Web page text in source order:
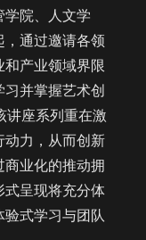
学院、人文学
通过邀请各领
产业领域界限
并掌握艺术创
讲座系列重在激
动力，从而创新
业化的推动拥
式呈现将充分体
式学习与团队